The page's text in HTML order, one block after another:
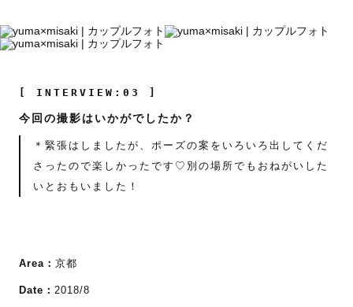
[ INTERVIEW:03 ]
今回の撮影はいかがでしたか？
＊緊張はしましたが、ポーズの案をいろいろ出してくだ
さったので楽しかったです♡別の場所でもおねがいした
いとおもいました！
Area： 京都
Date： 2018/8